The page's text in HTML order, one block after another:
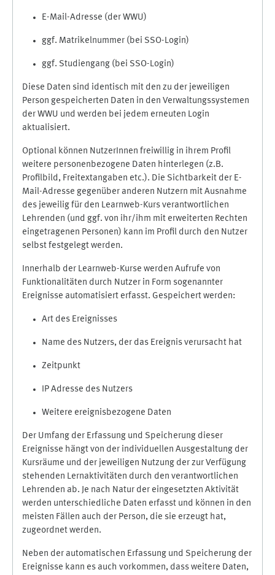
E-Mail-Adresse (der WWU)
ggf. Matrikelnummer (bei SSO-Login)
ggf. Studiengang (bei SSO-Login)
Diese Daten sind identisch mit den zu der jeweiligen
Person gespeicherten Daten in den Verwaltungssystemen
der WWU und werden bei jedem erneuten Login
aktualisiert.
Optional können NutzerInnen freiwillig in ihrem Profil
weitere personenbezogene Daten hinterlegen (z.B.
Profilbild, Freitextangaben etc.). Die Sichtbarkeit der E-
Mail-Adresse gegenüber anderen Nutzern mit Ausnahme
des jeweilig für den Learnweb-Kurs verantwortlichen
Lehrenden (und ggf. von ihr/ihm mit erweiterten Rechten
eingetragenen Personen) kann im Profil durch den Nutzer
selbst festgelegt werden.
Innerhalb der Learnweb-Kurse werden Aufrufe von
Funktionalitäten durch Nutzer in Form sogenannter
Ereignisse automatisiert erfasst. Gespeichert werden:
Art des Ereignisses
Name des Nutzers, der das Ereignis verursacht hat
Zeitpunkt
IP Adresse des Nutzers
Weitere ereignisbezogene Daten
Der Umfang der Erfassung und Speicherung dieser
Ereignisse hängt von der individuellen Ausgestaltung der
Kursräume und der jeweiligen Nutzung der zur Verfügung
stehenden Lernaktivitäten durch den verantwortlichen
Lehrenden ab. Je nach Natur der eingesetzten Aktivität
werden unterschiedliche Daten erfasst und können in den
meisten Fällen auch der Person, die sie erzeugt hat,
zugeordnet werden.
Neben der automatischen Erfassung und Speicherung der
Ereignisse kann es auch vorkommen, dass weitere Daten,